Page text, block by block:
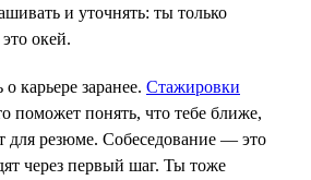
и уточнять: ты только
окей.
карьере заранее. Стажировки
поможет понять, что тебе ближе,
для резюме. Собеседование — это
через первый шаг. Ты тоже